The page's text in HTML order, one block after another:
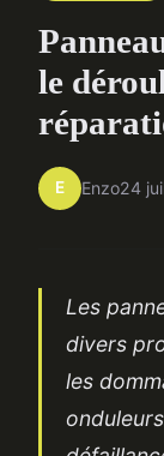
le
E Enzo24
Les
divers
les